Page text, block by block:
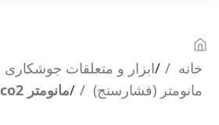
خانه
ابزار و متعلقات جوشکاری
مانومتر (فشارسنج)
مانومتر co2